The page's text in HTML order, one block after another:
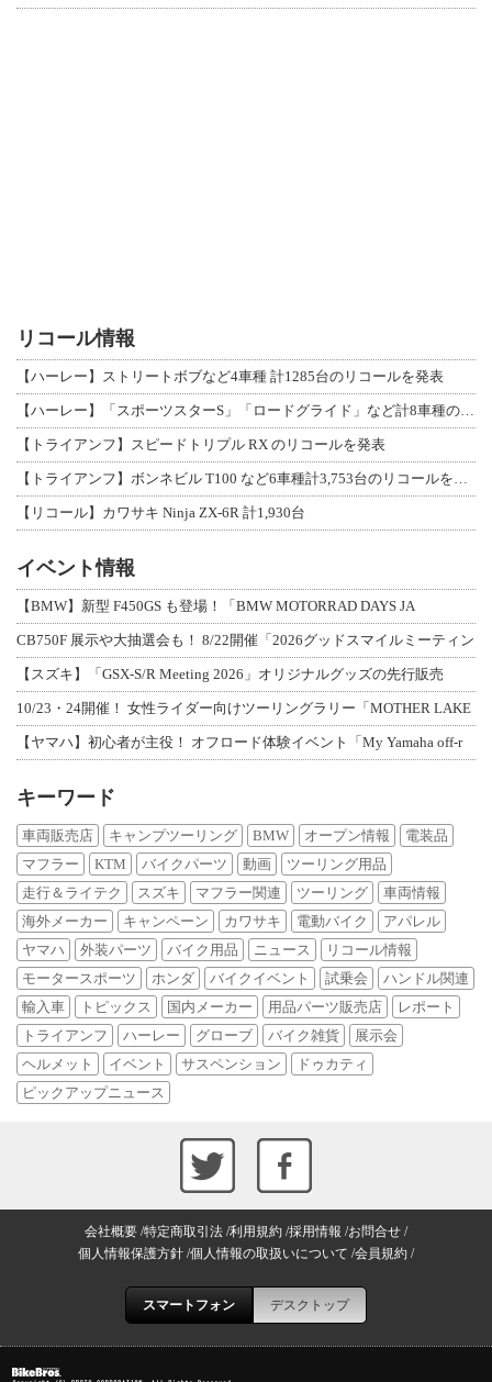
リコール情報
【ハーレー】ストリートボブなど4車種 計1285台のリコールを発表
【トライアンフ】スピードトリプル RX のリコールを発表
【リコール】カワサキ Ninja ZX-6R 計1,930台
イベント情報
【BMW】新型 F450GS も登場！「BMW MOTORRAD DAYS JA
CB750F 展示や大抽選会も！ 8/22開催「2026グッドスマイルミーティン
【スズキ】「GSX-S/R Meeting 2026」オリジナルグッズの先行販売
10/23・24開催！ 女性ライダー向けツーリングラリー「MOTHER LAKE
【ヤマハ】初心者が主役！ オフロード体験イベント「My Yamaha off-r
キーワード
車両販売店 キャンプツーリング BMW オープン情報
電装品
マフラー
KTM バイクパーツ 動画
ツーリング用品
走行＆ライテク
スズキ マフラー関連 ツーリング
車両情報
海外メーカー
キャンペーン カワサキ 電動バイク
アパレル
ヤマハ
外装パーツ バイク用品 ニュース
リコール情報
モータースポーツ
ホンダ バイクイベント 試乗会
ハンドル関連
輸入車
トピックス 国内メーカー 用品パーツ販売店
レポート
トライアンフ
ハーレー グローブ バイク雑貨
展示会
ヘルメット
イベント サスペンション
ドゥカティ
ピックアップニュース
会社概要 特定商取引法 利用規約 採用情報 お問合せ
個人情報保護方針 個人情報の取扱いについて 会員規約
スマートフォン デスクトップ